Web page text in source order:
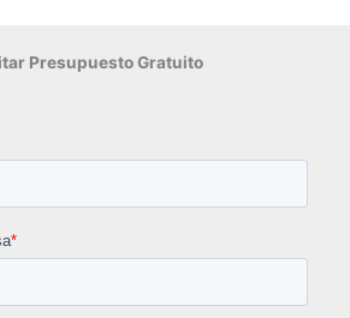
Presupuesto Gratuito